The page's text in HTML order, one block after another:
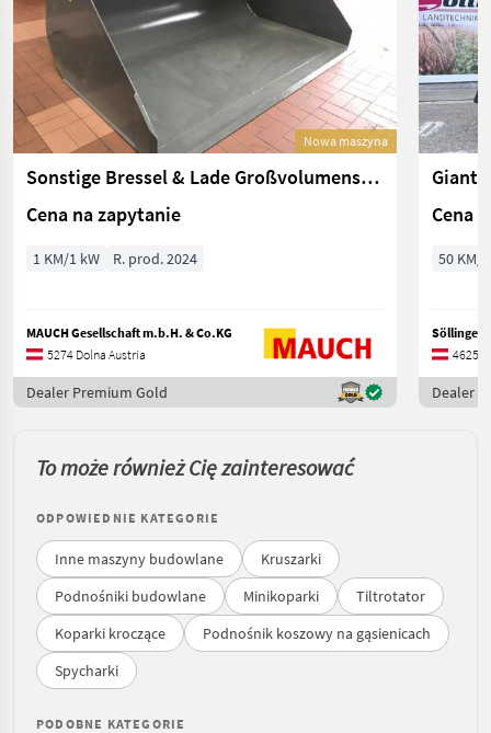
Nowa maszyna
Sonstige Bressel & Lade Großvolumenschaufel
Cena na zapytanie
1 KM/1 kW R. prod. 2024
MAUCH Gesellschaft m.b.H. & Co.KG
5274 Dolna Austria
Dealer Premium Gold
Giant
Cena
50 KM/
Söllinger
4625
Dealer
To może również Cię zainteresować
ODPOWIEDNIE KATEGORIE
Inne maszyny budowlane
Kruszarki
Podnośniki budowlane
Minikoparki
Tiltrotator
Koparki kroczące
Podnośnik koszowy na gąsienicach
Spycharki
PODOBNE KATEGORIE